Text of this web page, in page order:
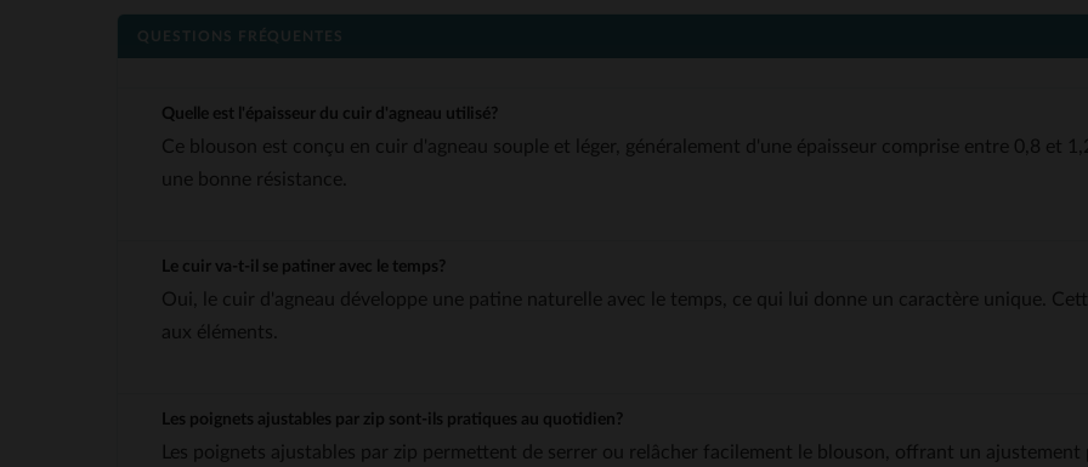
QUESTIONS FRÉQUENTES
Quelle est l'épaisseur du cuir d'agneau utilisé?
Ce blouson est conçu en cuir d'agneau souple et léger, généralement d'une épaisseur comprise entre 0,8 et
une bonne résistance.
Le cuir va-t-il se patiner avec le temps?
Oui, le cuir d'agneau développe une patine naturelle avec le temps, ce qui lui donne un caractère unique.
aux éléments.
Les poignets ajustables par zip sont-ils pratiques au quotidien?
Les poignets ajustables par zip permettent de serrer ou relâcher facilement le blouson, offrant un